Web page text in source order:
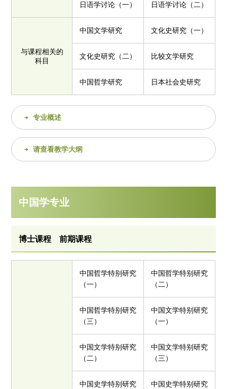
日语学讨论（一） 日语学讨论（二）
与课程相关的
科目
中国文学研究 文化史研究（一）
文化史研究（二） 比较文学研究
中国哲学研究 日本社会史研究
专业概述
请查看教学大纲
中国学专业
博士课程 前期课程
中国哲学特别研究
（一）
中国哲学特别研究
（二）
中国哲学特别研究
（三）
中国文学特别研究
（一）
中国文学特别研究
（二）
中国文学特别研究
（三）
中国史学特别研究
中国史学特别研究